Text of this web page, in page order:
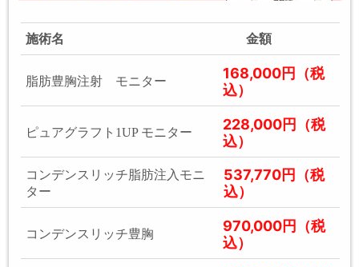
施術名 金額
脂肪豊胸注射 モニター
168,000円（税
込）
ピュアグラフト1UP モニター
228,000円（税
込）
コンデンスリッチ脂肪注入モニ
ター
537,770円（税
込）
コンデンスリッチ豊胸
970,000円（税
込）